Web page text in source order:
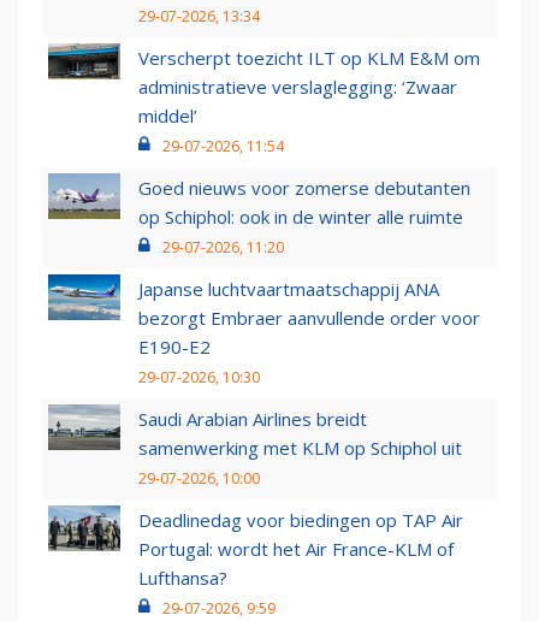
29-07-2026, 13:34
Verscherpt toezicht ILT op KLM E&M om
administratieve verslaglegging: ‘Zwaar
middel’
29-07-2026, 11:54
Goed nieuws voor zomerse debutanten
op Schiphol: ook in de winter alle ruimte
29-07-2026, 11:20
Japanse luchtvaartmaatschappij ANA
bezorgt Embraer aanvullende order voor
E190-E2
29-07-2026, 10:30
Saudi Arabian Airlines breidt
samenwerking met KLM op Schiphol uit
29-07-2026, 10:00
Deadlinedag voor biedingen op TAP Air
Portugal: wordt het Air France-KLM of
Lufthansa?
29-07-2026, 9:59